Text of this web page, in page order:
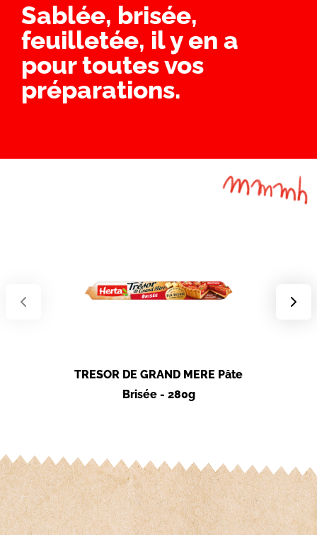
Sablée, brisée,
feuilletée, il y en a
pour toutes vos
préparations.
TRESOR DE GRAND MERE Pâte
Brisée - 280g